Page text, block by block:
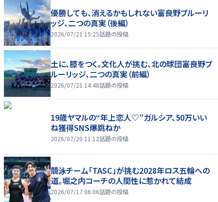
優勝しても、消えるかもしれない――富良野ブルーリ
ッジ、二つの真実（後編）
2026/07/21 15:25話題の投稿
土に、膝をつく。文化人が挑む、北の球団――富良野ブ
ルーリッジ、二つの真実（前編）
2026/07/21 14:48話題の投稿
19歳ヤマルの“年上恋人♡”ガルシア、50万いい
ね獲得SNS爆跳ねか
2026/07/20 11:12話題の投稿
競泳チーム「TASC」が挑む2028年ロス五輪への
道。堀之内コーチの人間性に惹かれて結成
2026/07/17 06:06話題の投稿